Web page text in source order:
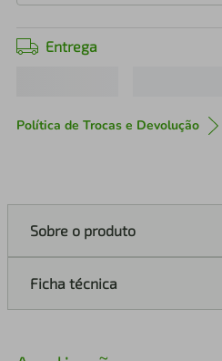
Entrega
Política de Trocas e Devolução
Sobre o produto
Ficha técnica